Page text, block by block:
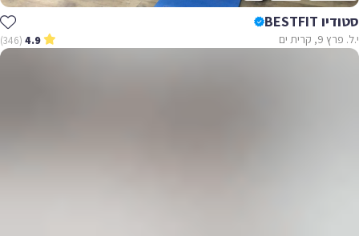
סטודיו BESTFIT
י.ל. פרץ 9, קרית ים 4.9
(346)